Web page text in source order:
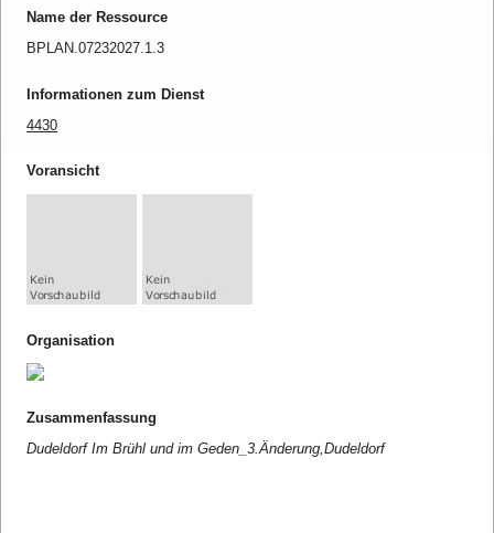
Name der Ressource
BPLAN.07232027.1.3
Informationen zum Dienst
4430
Voransicht
Organisation
Zusammenfassung
Dudeldorf Im Brühl und im Geden_3.Änderung,Dudeldorf